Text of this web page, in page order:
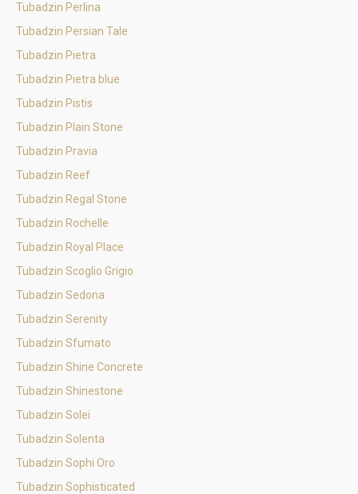
Tubadzin Perlina
Tubadzin Persian Tale
Tubadzin Pietra
Tubadzin Pietra blue
Tubadzin Pistis
Tubadzin Plain Stone
Tubadzin Pravia
Tubadzin Reef
Tubadzin Regal Stone
Tubadzin Rochelle
Tubadzin Royal Place
Tubadzin Scoglio Grigio
Tubadzin Sedona
Tubadzin Serenity
Tubadzin Sfumato
Tubadzin Shine Concrete
Tubadzin Shinestone
Tubadzin Solei
Tubadzin Solenta
Tubadzin Sophi Oro
Tubadzin Sophisticated